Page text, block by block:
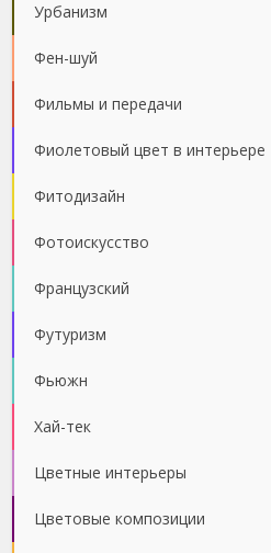
Урбанизм
Фен-шуй
Фильмы и передачи
Фиолетовый цвет в интерьере
Фитодизайн
Фотоискусство
Французский
Футуризм
Фьюжн
Хай-тек
Цветные интерьеры
Цветовые композиции